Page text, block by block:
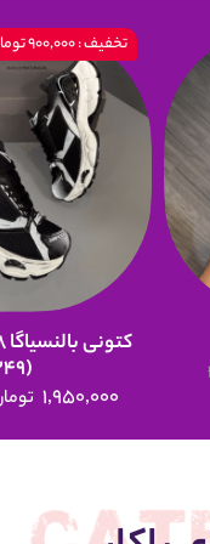
تخفیف : 900,000 تومان
(249)
1,950,000